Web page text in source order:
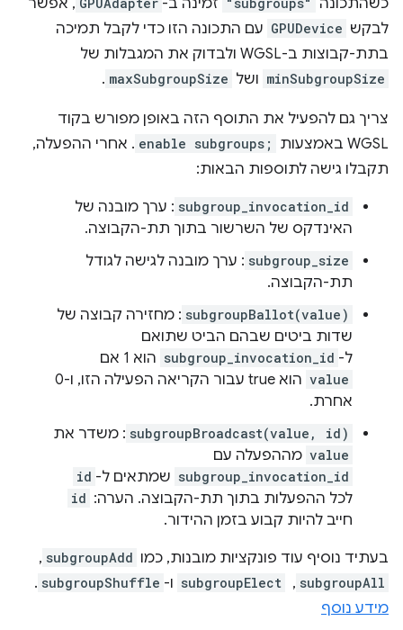
כשהתכונה זמינה ב-
, אפשר
לבקש GPUDevice עם התכונה הזו כדי לקבל תמיכה
בתת-קבוצות ב-WGSL ולבדוק את המגבלות של
minSubgroupSize ושל maxSubgroupSize
.
צריך גם להפעיל את התוסף הזה באופן מפורש בקוד
WGSL באמצעות
enable subgroups; . אחרי ההפעלה,
תקבלו גישה לתוספות הבאות:
subgroup_invocation_id : ערך מובנה של
האינדקס של השרשור בתוך תת-הקבוצה.
subgroup_size : ערך מובנה לגישה לגודל
תת-הקבוצה.
subgroupBallot(value) : מחזירה קבוצה של
שדות ביטים שבהם הביט שתואם
ל- subgroup_invocation_id הוא 1 אם
value
הוא true עבור הקריאה הפעילה הזו, ו-0
אחרת.
subgroupBroadcast(value, id) : משדר את
value מההפעלה עם
subgroup_invocation_id שמתאים ל- id
לכל ההפעלות בתוך תת-הקבוצה. הערה: id
חייב להיות קבוע בזמן ההידור.
בעתיד נוסיף עוד פונקציות מובנות, כמו subgroupAdd
, ‏
subgroupAll
, ‏
subgroupElect ו- subgroupShuffle
.
מידע נוסף